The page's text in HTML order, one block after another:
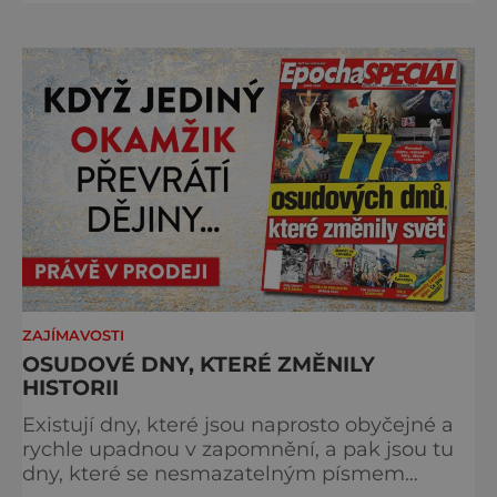
Můstek si dodnes uchovává syrový horský
charakter, klid a zvláštní atmosféru
šumavských hřebenů, kde se střídá hustý les
ZAJÍMAVOSTI
OSUDOVÉ DNY, KTERÉ ZMĚNILY
HISTORII
Existují dny, které jsou naprosto obyčejné a
rychle upadnou v zapomnění, a pak jsou tu
dny, které se nesmazatelným písmem